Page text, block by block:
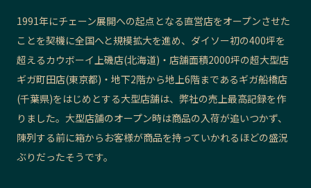
1991年にチェーン展開への起点となる直営店をオープンさせた
ことを契機に全国へと規模拡大を進め、ダイソー初の400坪を
超えるカウボーイ上磯店(北海道)・店舗面積2000坪の超大型店
ギガ町田店(東京都)・地下2階から地上6階まであるギガ船橋店
(千葉県)をはじめとする大型店舗は、弊社の売上最高記録を作
りました。大型店舗のオープン時は商品の入荷が追いつかず、
陳列する前に箱からお客様が商品を持っていかれるほどの盛況
ぶりだったそうです。